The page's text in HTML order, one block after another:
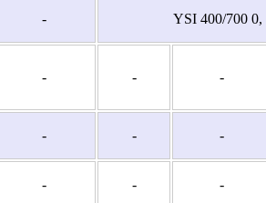
- YSI 400/700 0,
- - -
- - -
- - -